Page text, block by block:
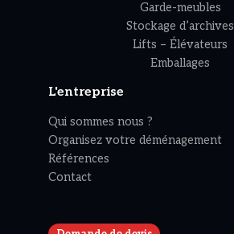
Garde-meubles
Stockage d’archives
Lifts – Élévateurs
Emballages
L'entreprise
Qui sommes nous ?
Organisez votre déménagement
Références
Contact